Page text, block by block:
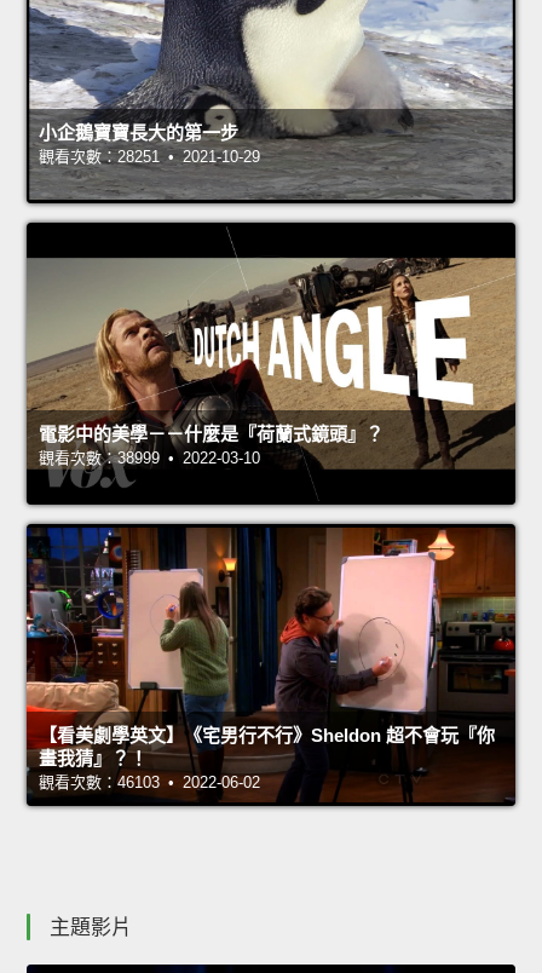
小企鵝寶寶長大的第一步
觀看次數：28251 • 2021-10-29
電影中的美學－－什麼是『荷蘭式鏡頭』？
觀看次數：38999 • 2022-03-10
【看美劇學英文】《宅男行不行》Sheldon 超不會玩『你
畫我猜』？！
觀看次數：46103 • 2022-06-02
主題影片